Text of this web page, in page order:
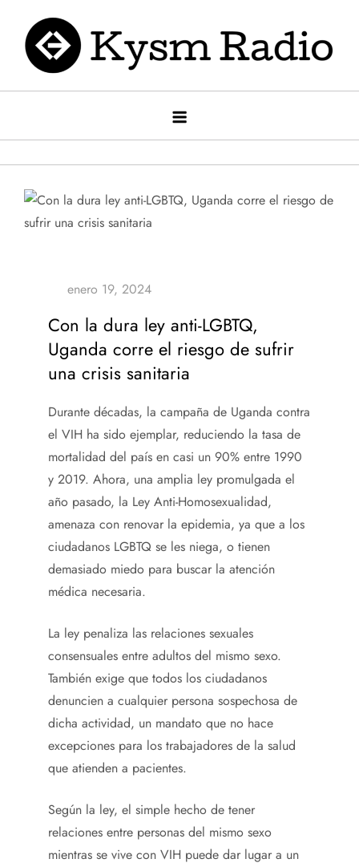
contenido
Kysm radio
Kysm Radio
Con la dura ley anti-LGBTQ,
Uganda corre el riesgo de sufrir
una crisis sanitaria
Durante décadas, la campaña de Uganda contra
el VIH ha sido ejemplar, reduciendo la tasa de
mortalidad del país en casi un 90% entre 1990
y 2019. Ahora, una amplia ley promulgada el
año pasado, la Ley Anti-Homosexualidad,
amenaza con renovar la epidemia, ya que a los
ciudadanos LGBTQ se les niega, o tienen
demasiado miedo para buscar la atención
médica necesaria.
La ley penaliza las relaciones sexuales
consensuales entre adultos del mismo sexo.
También exige que todos los ciudadanos
denuncien a cualquier persona sospechosa de
dicha actividad, un mandato que no hace
excepciones para los trabajadores de la salud
que atienden a pacientes.
Según la ley, el simple hecho de tener
relaciones entre personas del mismo sexo
mientras se vive con VIH puede dar lugar a un